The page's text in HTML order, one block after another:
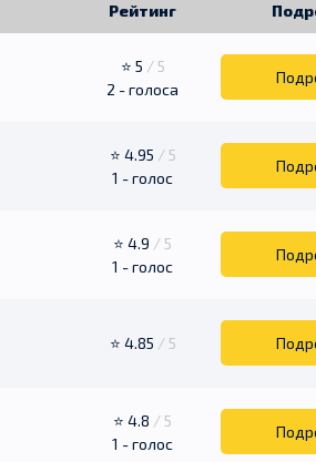
Рейтинг
⭐ 5 / 5
2 - голоса
⭐ 4.95 / 5
1 - голос
⭐ 4.9 / 5
1 - голос
⭐ 4.85 / 5
⭐ 4.8 / 5
1 - голос